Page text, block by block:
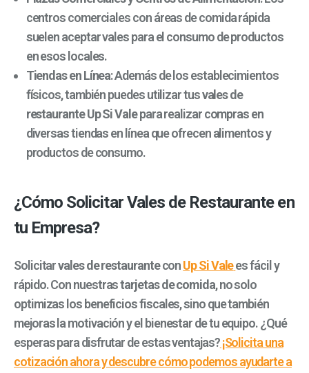
centros comerciales con áreas de comida rápida
suelen aceptar vales para el consumo de productos
en esos locales.
Tiendas en Línea: Además de los establecimientos
físicos, también puedes utilizar tusvales de
restaurante Up Si Valepara realizar compras en
diversas tiendas en línea que ofrecen alimentos y
productos de consumo.
¿Cómo Solicitar Vales de Restaurante en
tu Empresa?
Solicitarvales de restauranteconUp Si Valees fácil y
rápido. Con nuestrastarjetas de comida, no solo
optimizas los beneficios fiscales, sino que también
mejoras la motivación y el bienestar de tu equipo. ¿Qué
esperas para disfrutar de estas ventajas?¡Solicita una
cotización ahora y descubre cómo podemos ayudarte a